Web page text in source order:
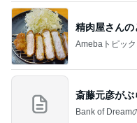
精肉屋さんの
Amebaトピッ
斎藤元彦がぶ
Bank of Dream